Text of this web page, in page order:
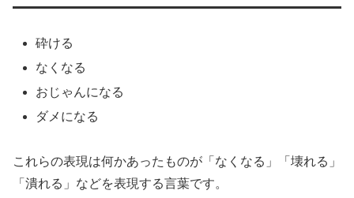
砕ける
なくなる
おじゃんになる
ダメになる
これらの表現は何かあったものが「なくなる」「壊れる」
「潰れる」などを表現する言葉です。